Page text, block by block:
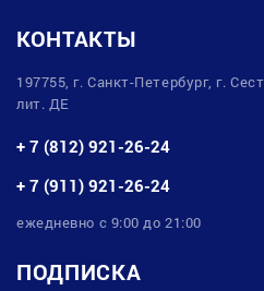
КОНТАКТЫ
197755, г. Санкт-Петербург, г.
лит. ДЕ
+ 7 (812) 921-26-24
+ 7 (911) 921-26-24
ежедневно с 9:00 до 21:00
ПОДПИСКА